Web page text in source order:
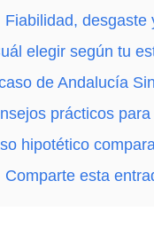
Fiabilidad, desgaste
elegir según tu
de Andalucía
prácticos
hipotético
Comparte esta